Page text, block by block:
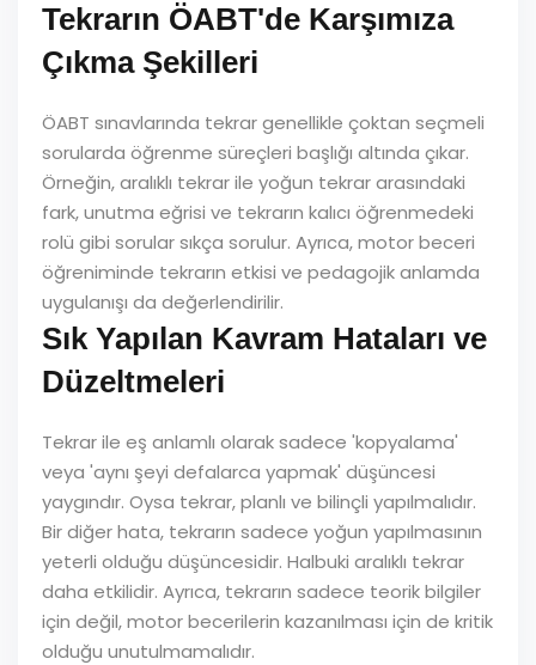
Tekrarın ÖABT'de Karşımıza
Çıkma Şekilleri
ÖABT sınavlarında tekrar genellikle çoktan seçmeli
sorularda öğrenme süreçleri başlığı altında çıkar.
Örneğin, aralıklı tekrar ile yoğun tekrar arasındaki
fark, unutma eğrisi ve tekrarın kalıcı öğrenmedeki
rolü gibi sorular sıkça sorulur. Ayrıca, motor beceri
öğreniminde tekrarın etkisi ve pedagojik anlamda
uygulanışı da değerlendirilir.
Sık Yapılan Kavram Hataları ve
Düzeltmeleri
Tekrar ile eş anlamlı olarak sadece 'kopyalama'
veya 'aynı şeyi defalarca yapmak' düşüncesi
yaygındır. Oysa tekrar, planlı ve bilinçli yapılmalıdır.
Bir diğer hata, tekrarın sadece yoğun yapılmasının
yeterli olduğu düşüncesidir. Halbuki aralıklı tekrar
daha etkilidir. Ayrıca, tekrarın sadece teorik bilgiler
için değil, motor becerilerin kazanılması için de kritik
olduğu unutulmamalıdır.